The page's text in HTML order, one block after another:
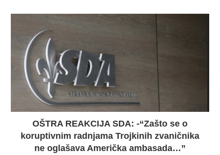
OŠTRA REAKCIJA SDA: -“Zašto se o
koruptivnim radnjama Trojkinih zvaničnika
ne oglašava Američka ambasada…”